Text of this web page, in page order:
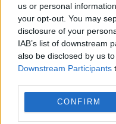
us or personal
your opt-out. You may
disclosure of your
IAB’s list of downstream
also be disclosed by us
Downstream Participants
CONFIRM